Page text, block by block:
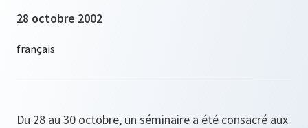
28 octobre 2002
Du 28 au 30 octobre, un séminaire a été consacré aux